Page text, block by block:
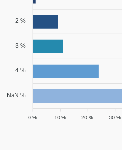
2 %
3 %
4 %
NaN %
30 %
20 %
10 %
0 %